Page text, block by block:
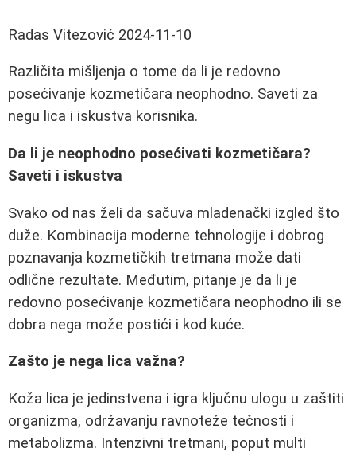
Radas Vitezović 2024-11-10
Različita mišljenja o tome da li je redovno
posećivanje kozmetičara neophodno. Saveti za
negu lica i iskustva korisnika.
Da li je neophodno posećivati kozmetičara?
Saveti i iskustva
Svako od nas želi da sačuva mladenački izgled što
duže. Kombinacija moderne tehnologije i dobrog
poznavanja kozmetičkih tretmana može dati
odlične rezultate. Međutim, pitanje je da li je
redovno posećivanje kozmetičara neophodno ili se
dobra nega može postići i kod kuće.
Zašto je nega lica važna?
Koža lica je jedinstvena i igra ključnu ulogu u zaštiti
organizma, održavanju ravnoteže tečnosti i
metabolizma. Intenzivni tretmani, poput multi